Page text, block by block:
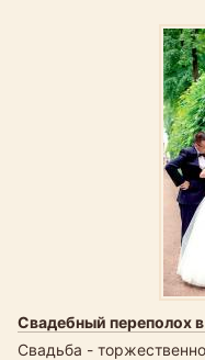
Свадебный переполох
Свадьба -